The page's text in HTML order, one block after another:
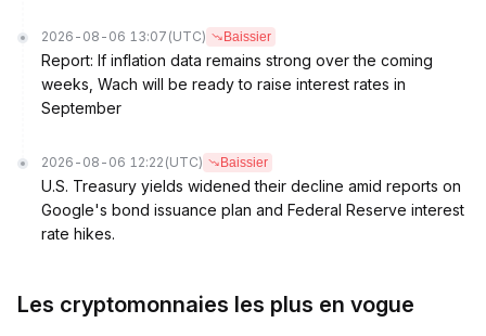
2026-08-06 13:07 (UTC) Baissier
Report: If inflation data remains strong over the coming
weeks, Wach will be ready to raise interest rates in
September
2026-08-06 12:22 (UTC) Baissier
U.S. Treasury yields widened their decline amid reports on
Google's bond issuance plan and Federal Reserve interest
rate hikes.
Les cryptomonnaies les plus en vogue